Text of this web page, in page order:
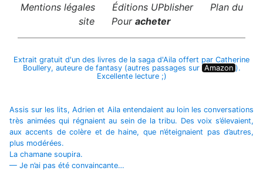
Mentions légales
Éditions UPblisher
Plan du
site
Pour acheter
Extrait gratuit d'un des livres de la saga d'Aila offert par Catherine
Boullery, auteure de fantasy (autres passages sur Amazon ).
Excellente lecture ;)
Assis sur les lits, Adrien et Aila entendaient au loin les conversations
très animées qui régnaient au sein de la tribu. Des voix s’élevaient,
aux accents de colère et de haine, que n’éteignaient pas d’autres,
plus modérées.
La chamane soupira.
— Je n’ai pas été convaincante…